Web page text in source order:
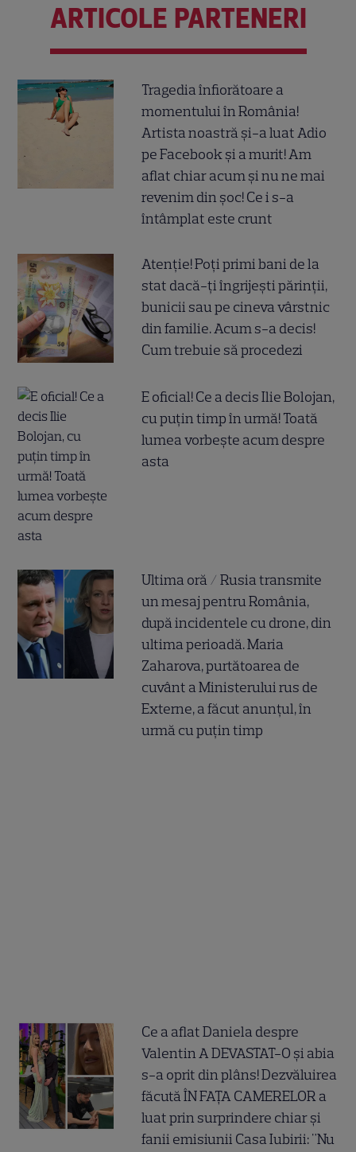
ARTICOLE PARTENERI
Tragedia înfiorătoare a
momentului în România!
Artista noastră și-a luat Adio
pe Facebook și a murit! Am
aflat chiar acum și nu ne mai
revenim din șoc! Ce i s-a
întâmplat este crunt
Atenție! Poți primi bani de la
stat dacă-ți îngrijești părinții,
bunicii sau pe cineva vârstnic
din familie. Acum s-a decis!
Cum trebuie să procedezi
E oficial! Ce a decis Ilie Bolojan,
cu puțin timp în urmă! Toată
lumea vorbește acum despre
asta
Ultima oră / Rusia transmite
un mesaj pentru România,
după incidentele cu drone, din
ultima perioadă. Maria
Zaharova, purtătoarea de
cuvânt a Ministerului rus de
Externe, a făcut anunțul, în
urmă cu puțin timp
Ce a aflat Daniela despre
Valentin A DEVASTAT-O și abia
s-a oprit din plâns! Dezvăluirea
făcută ÎN FAȚA CAMERELOR a
luat prin surprindere chiar și
fanii emisiunii Casa Iubirii: "Nu